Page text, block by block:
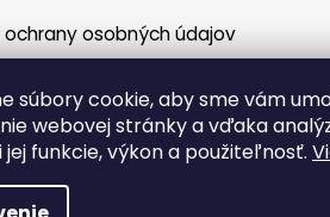
súbory cookie, aby sme vám
webovej stránky a vďaka
jej funkcie, výkon a použiteľnosť.
osobných údajov
práva vyhradené.